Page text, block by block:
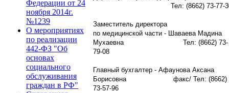
Федерации от 24
ноября 2014г.
№1239
О мероприятиях
по реализации
442-ФЗ "Об
основах
социального
обслуживания
граждан в РФ"
Тел: (8662) 73-77-
Заместитель директора
по медицинской части -
Шаваева Мадина
Мухаевна Тел: (8662) 73-
79-08
Главный бухгалтер - Афаунова Аксана
Борисовна факс/ Тел: (8662)
73-57-96